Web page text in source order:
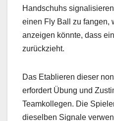
Handschuhs
einen Fly Ball zu fangen,
anzeigen könnte, dass
zurückzieht.
Das Etablieren dieser
erfordert Übung und
Teamkollegen. Die
dieselben Signale